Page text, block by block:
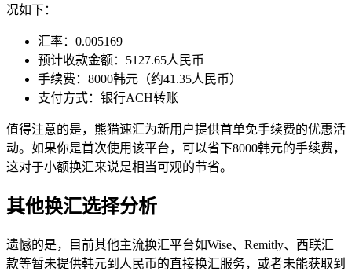
况如下：
汇率：0.005169
预计收款金额：5127.65人民币
手续费：8000韩元（约41.35人民币）
支付方式：银行ACH转账
值得注意的是，熊猫速汇为新用户提供首单免手续费的优惠活
动。如果你是首次使用该平台，可以省下8000韩元的手续费，
这对于小额换汇来说是相当可观的节省。
其他换汇选择分析
遗憾的是，目前其他主流换汇平台如Wise、Remitly、西联汇
款等暂未提供韩元到人民币的直接换汇服务，或者未能获取到